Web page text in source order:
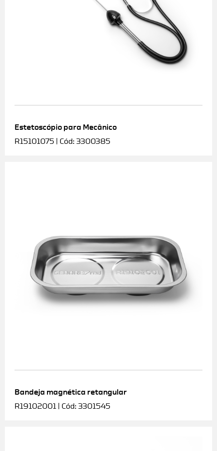
Estetoscópio para Mecânico
R15101075 | Cód: 3300385
Bandeja magnética retangular
R19102001 | Cód: 3301545